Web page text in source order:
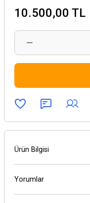
10.500,00 TL
Ürün Bilgisi
Yorumlar